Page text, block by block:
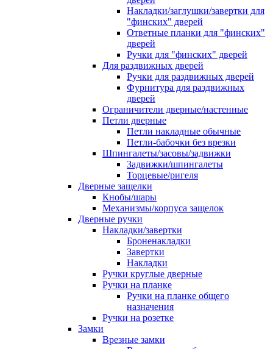
Накладки/заглушки/завертки для
"финских" дверей
Ответные планки для "финских"
дверей
Ручки для "финских" дверей
Для раздвижных дверей
Ручки для раздвижных дверей
Фурнитура для раздвижных
дверей
Ограничители дверные/настенные
Петли дверные
Петли накладные обычные
Петли-бабочки без врезки
Шпингалеты/засовы/задвижки
Задвижки/шпингалеты
Торцевые/ригеля
Дверные защелки
Кнобы/шары
Механизмы/корпуса защелок
Дверные ручки
Накладки/завертки
Броненакладки
Завертки
Накладки
Ручки круглые дверные
Ручки на планке
Ручки на планке общего
назначения
Ручки на розетке
Замки
Врезные замки